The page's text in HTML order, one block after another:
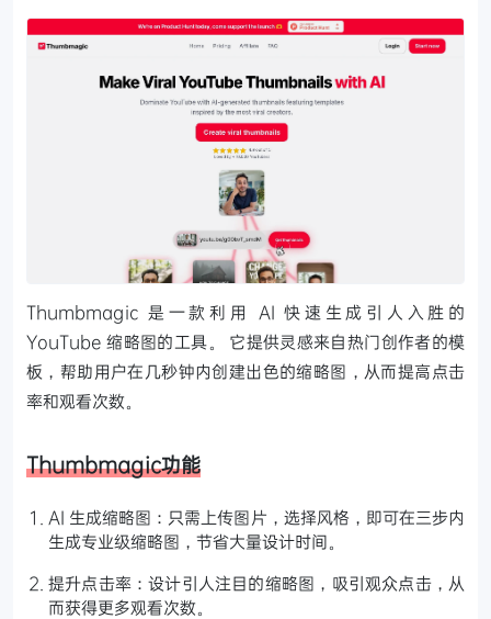
Thumbmagic 是一款利用 AI 快速生成引人入胜的
YouTube 缩略图的工具。 它提供灵感来自热门创作者的模
板，帮助用户在几秒钟内创建出色的缩略图，从而提高点击
率和观看次数。
Thumbmagic功能
AI 生成缩略图：只需上传图片，选择风格，即可在三步内
生成专业级缩略图，节省大量设计时间。
提升点击率：设计引人注目的缩略图，吸引观众点击，从
而获得更多观看次数。